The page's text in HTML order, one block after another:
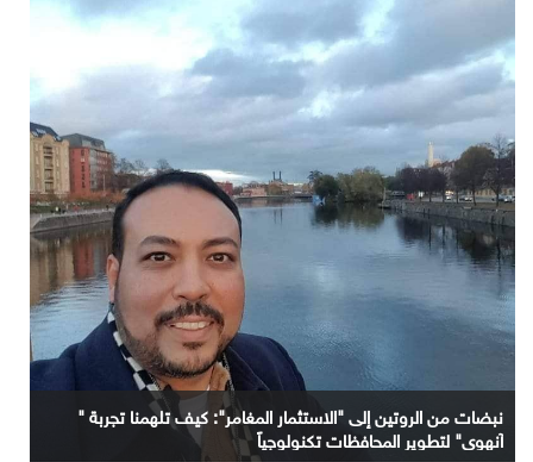
نبضات من الروتين إلى "الاستثمار المغامر": كيف تلهمنا تجربة "
آنهوي" لتطوير المحافظات تكنولوجياً